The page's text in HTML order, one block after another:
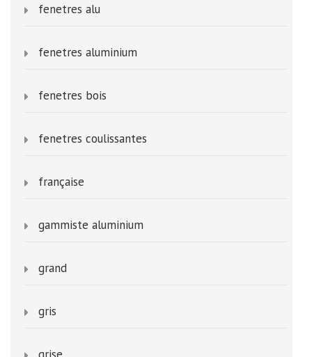
fenetres alu
fenetres aluminium
fenetres bois
fenetres coulissantes
française
gammiste aluminium
grand
gris